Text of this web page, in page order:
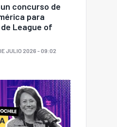
concurso de
para
League of
JULIO 2026 - 09:02